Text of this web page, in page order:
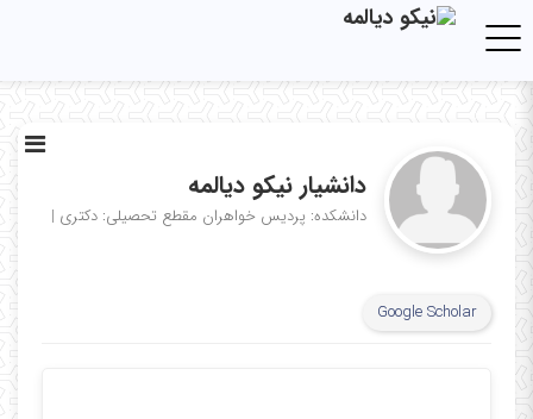
Toggle navigation
دانشیار نیکو دیالمه
دانشکده: پردیس خواهران مقطع تحصیلی: دکتری |
Google Scholar